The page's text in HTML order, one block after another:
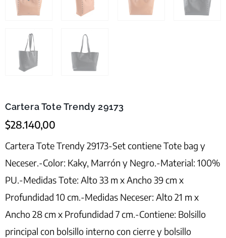
Cartera Tote Trendy 29173
$28.140,00
Cartera Tote Trendy 29173-Set contiene Tote bag y
Neceser.-Color: Kaky, Marrón y Negro.-Material: 100%
PU.-Medidas Tote: Alto 33 m x Ancho 39 cm x
Profundidad 10 cm.-Medidas Neceser: Alto 21 m x
Ancho 28 cm x Profundidad 7 cm.-Contiene: Bolsillo
principal con bolsillo interno con cierre y bolsillo